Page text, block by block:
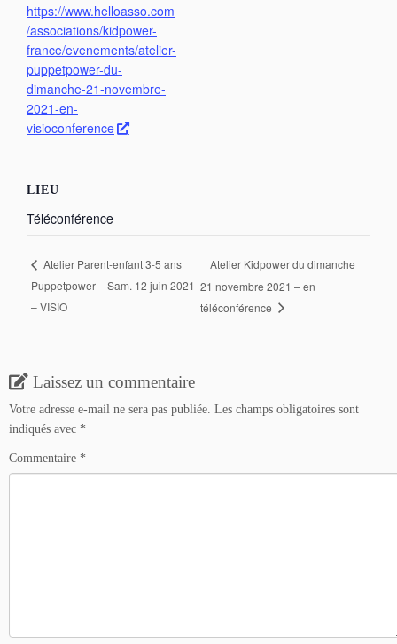
https://www.helloasso.com
/associations/kidpower-
france/evenements/atelier-
puppetpower-du-
dimanche-21-novembre-
2021-en-
visioconference
LIEU
Téléconférence
Atelier Parent-enfant 3-5 ans
Puppetpower – Sam. 12 juin 2021
– VISIO
Atelier Kidpower du dimanche
21 novembre 2021 – en
téléconférence
Laissez un commentaire
Votre adresse e-mail ne sera pas publiée. Les champs obligatoires sont
indiqués avec *
Commentaire *